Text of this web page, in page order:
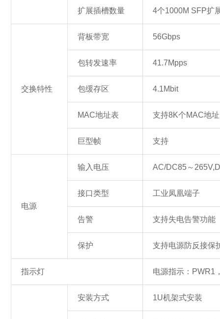
扩展插槽数量 4个1000M SFP扩
交换特性
背板带宽 56Gbps
包转发速率 41.7Mpps
包缓存区 4.1Mbit
MAC地址表 支持8K个MAC地址
巨型帧 支持
电源
输入电压 AC/DC85～
接口类型 工业凤凰端子
告警 支持失电告警功能
保护 支持电源防反接保
指示灯 电源指示：PWR1
安装方式 1U机架式安装